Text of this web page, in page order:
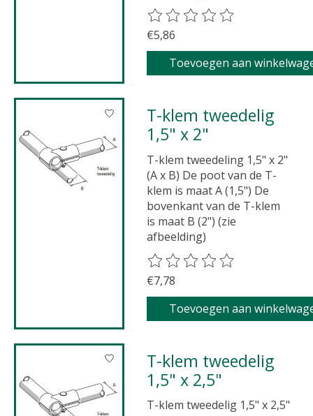
De beoordeling van dit
€5,86
Toevoegen aan
T-klem tweedelig
1,5" x 2"
T-klem tweedeling 1,5" x 2"
(A x B) De poot van de T-
klem is maat A (1,5") De
bovenkant van de T-klem
is maat B (2") (zie
afbeelding)
De beoordeling van dit
€7,78
Toevoegen aan
T-klem tweedelig
1,5" x 2,5"
T-klem tweedelig 1,5" x 2,5"